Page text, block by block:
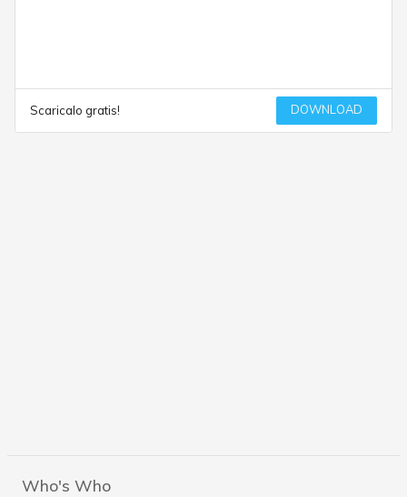
Scaricalo gratis! DOWNLOAD
Who's Who